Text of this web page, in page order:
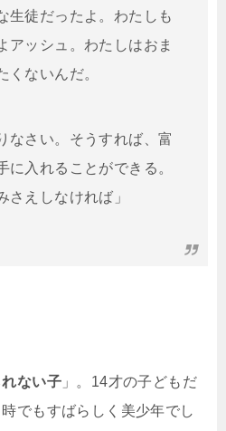
生徒だったよ。わたしも
アッシュ。わたしはおま
くないんだ。
なさい。そうすれば、富
に入れることができる。
さえしなければ」
ない子 」。14才の子どもだ
でもすばらしく美少年でし